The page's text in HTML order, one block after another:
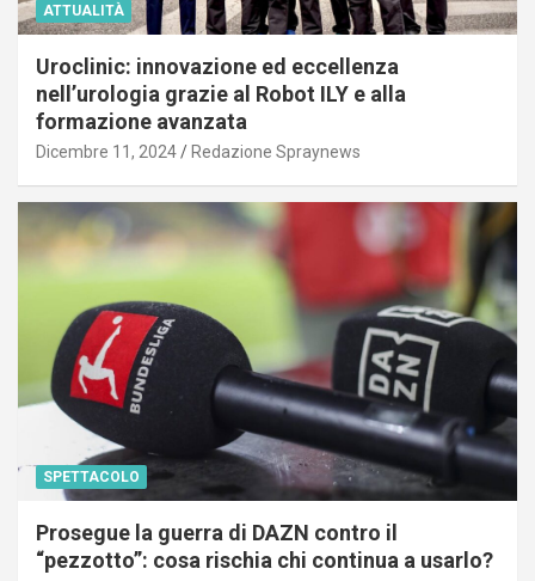
ATTUALITÀ
Uroclinic: innovazione ed eccellenza
nell’urologia grazie al Robot ILY e alla
formazione avanzata
Dicembre 11, 2024 Redazione Spraynews
SPETTACOLO
Prosegue la guerra di DAZN contro il
“pezzotto”: cosa rischia chi continua a usarlo?